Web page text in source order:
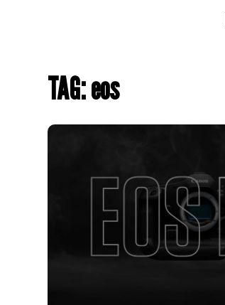
TAG: eos